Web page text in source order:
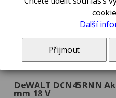
DeWALT DCN45RNN
mm 18 V
Další
Přijmout